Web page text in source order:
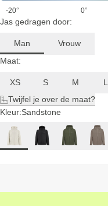
-20° 0°
Jas gedragen door:
Man
Vrouw
Maat:
XS S M L
Twijfel je over de maat?
Kleur:Sandstone